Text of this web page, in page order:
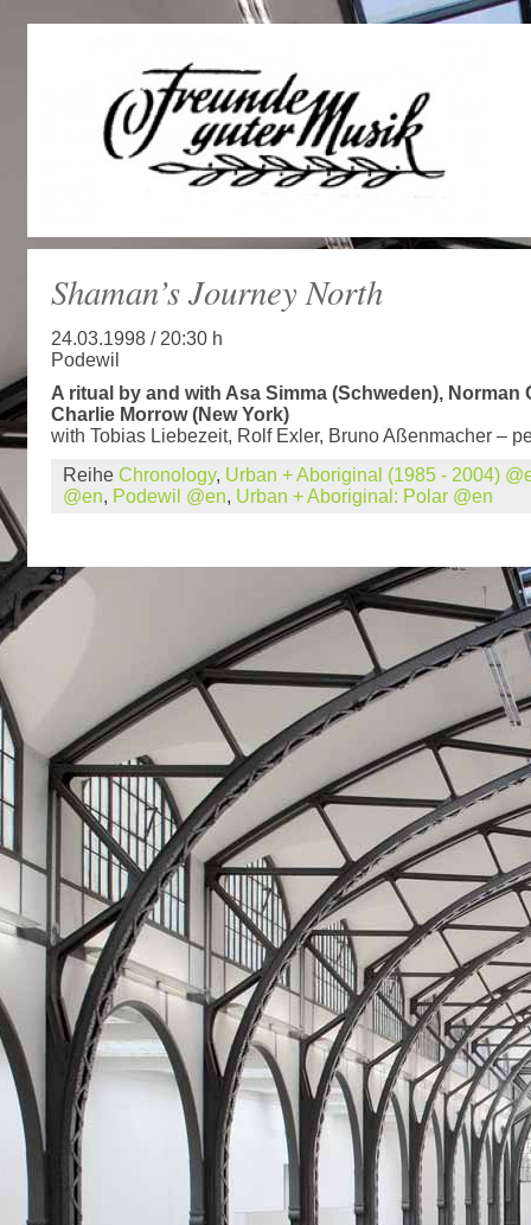
Shaman’s Journey North
24.03.1998 / 20:30 h
Podewil
A ritual by and with Asa Simma (Schweden), Norman
Charlie Morrow (New York)
with Tobias Liebezeit, Rolf Exler, Bruno Aßenmacher –
Reihe Chronology, Urban + Aboriginal (1985 - 2004)
@en, Podewil @en, Urban + Aboriginal: Polar @en